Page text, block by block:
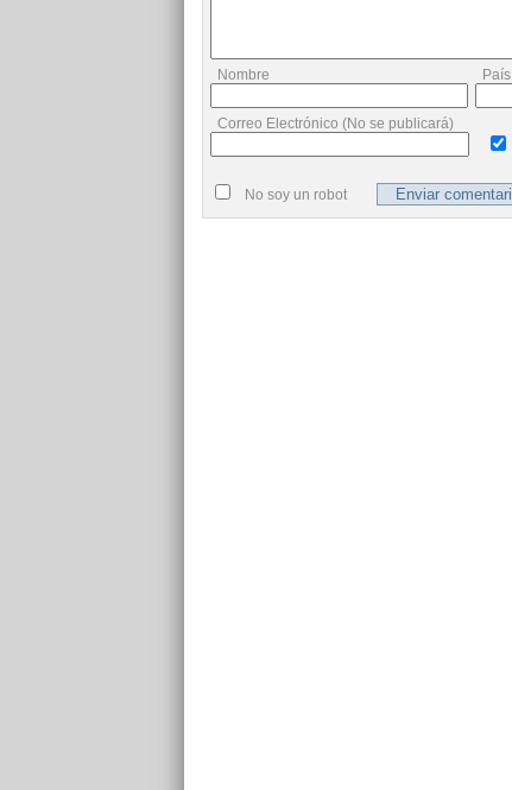
Nombre País
Correo Electrónico (No se publicará)
No soy un robot